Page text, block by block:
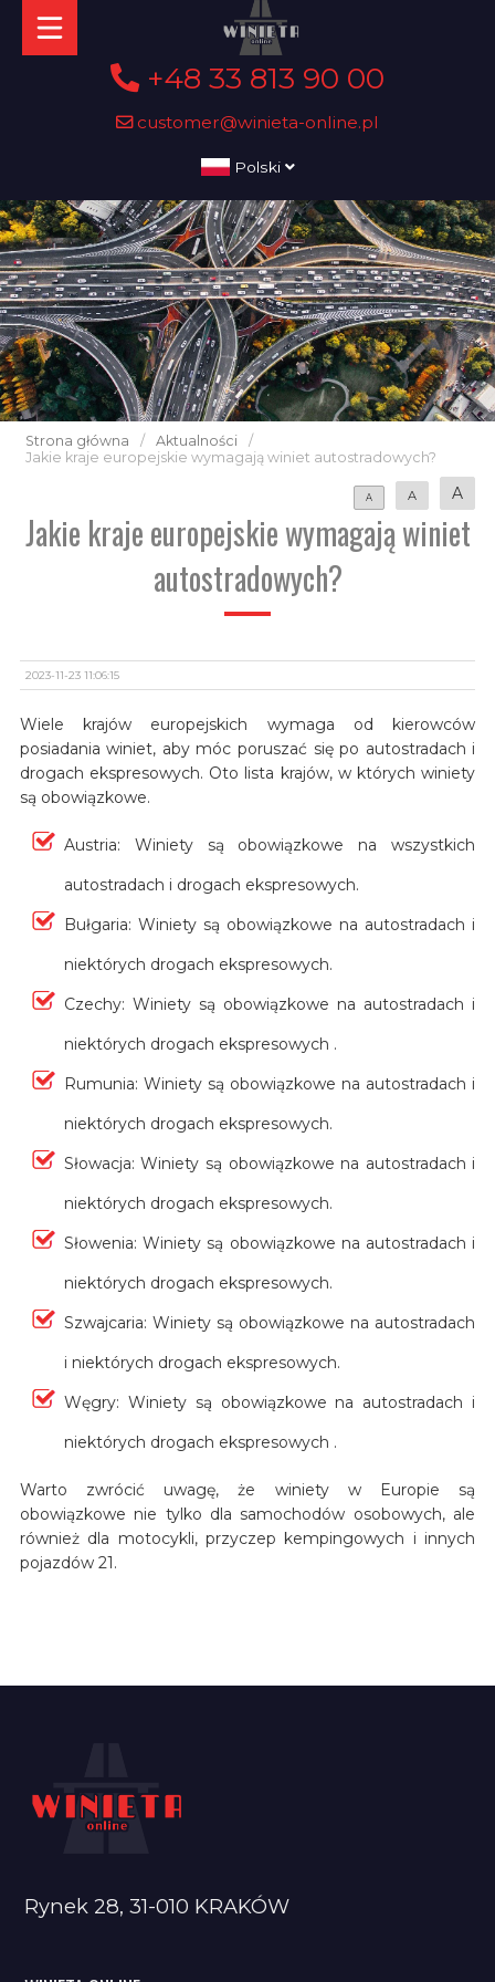
+48 33 813 90 00
customer@winieta-online.pl
Polski
Strona główna / Aktualności
/
Jakie kraje europejskie wymagają winiet autostradowych?
A A A
Jakie kraje europejskie wymagają winiet
autostradowych?
2023-11-23 11:06:15
Wiele krajów europejskich wymaga od kierowców
posiadania winiet, aby móc poruszać się po autostradach i
drogach ekspresowych. Oto lista krajów, w których winiety
są obowiązkowe.
Austria: Winiety są obowiązkowe na wszystkich
autostradach i drogach ekspresowych.
Bułgaria: Winiety są obowiązkowe na autostradach i
niektórych drogach ekspresowych.
Czechy: Winiety są obowiązkowe na autostradach i
niektórych drogach ekspresowych .
Rumunia: Winiety są obowiązkowe na autostradach i
niektórych drogach ekspresowych.
Słowacja: Winiety są obowiązkowe na autostradach i
niektórych drogach ekspresowych.
Słowenia: Winiety są obowiązkowe na autostradach i
niektórych drogach ekspresowych.
Szwajcaria: Winiety są obowiązkowe na autostradach
i niektórych drogach ekspresowych.
Węgry: Winiety są obowiązkowe na autostradach i
niektórych drogach ekspresowych .
Warto zwrócić uwagę, że winiety w Europie są
obowiązkowe nie tylko dla samochodów osobowych, ale
również dla motocykli, przyczep kempingowych i innych
pojazdów 21.
Rynek 28, 31-010 KRAKÓW